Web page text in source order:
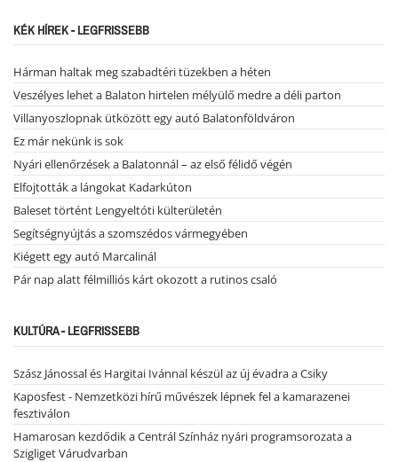
KÉK HÍREK - LEGFRISSEBB
Hárman haltak meg szabadtéri tüzekben a héten
Veszélyes lehet a Balaton hirtelen mélyülő medre a déli parton
Villanyoszlopnak ütközött egy autó Balatonföldváron
Ez már nekünk is sok
Nyári ellenőrzések a Balatonnál – az első félidő végén
Elfojtották a lángokat Kadarkúton
Baleset történt Lengyeltóti külterületén
Segítségnyújtás a szomszédos vármegyében
Kiégett egy autó Marcalinál
Pár nap alatt félmilliós kárt okozott a rutinos csaló
KULTÚRA - LEGFRISSEBB
Szász Jánossal és Hargitai Ivánnal készül az új évadra a Csiky
Kaposfest - Nemzetközi hírű művészek lépnek fel a kamarazenei
fesztiválon
Hamarosan kezdődik a Centrál Színház nyári programsorozata a
Szigliget Várudvarban